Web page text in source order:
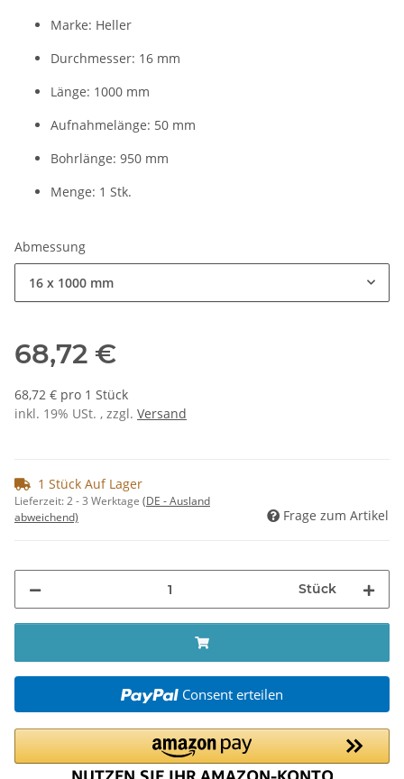
Marke: Heller
Durchmesser: 16 mm
Länge: 1000 mm
Aufnahmelänge: 50 mm
Bohrlänge: 950 mm
Menge: 1 Stk.
Abmessung
16 x 1000 mm
68,72 €
68,72 € pro 1 Stück
inkl. 19% USt. , zzgl. Versand
1 Stück Auf Lager
Lieferzeit:2 - 3 Werktage (DE - Ausland
abweichend)
Frage zum Artikel
Stück
Consent erteilen